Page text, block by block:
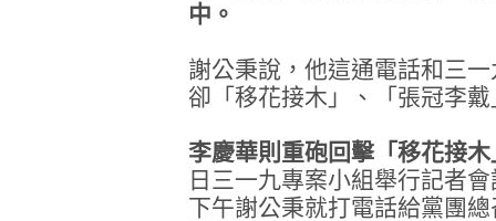
中。
謝公秉說，他這通電話和三
卻「移花接木」、「張冠李
李慶華則重砲回擊「移花接
日三一九專案小組舉行記者
下午謝公秉就打電話給黨團